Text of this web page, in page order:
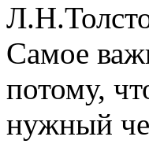
Самое
потому,
нужный